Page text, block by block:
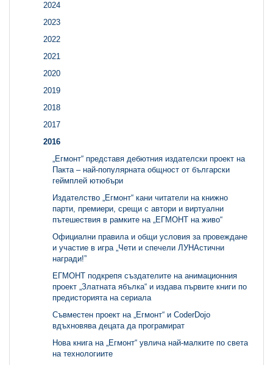
2024
2023
2022
2021
2020
2019
2018
2017
2016
„Егмонт“ представя дебютния издателски проект на
Пакта – най-популярната общност от български
геймплей ютюбъри
Издателство „Егмонт“ кани читатели на книжно
парти, премиери, срещи с автори и виртуални
пътешествия в рамките на „ЕГМОНТ на живо“
Официални правила и общи условия за провеждане
и участие в игра „Чети и спечели ЛУНАстични
награди!”
ЕГМОНТ подкрепя създателите на анимационния
проект „Златната ябълка“ и издава първите книги по
предисторията на сериала
Съвместен проект на „Егмонт“ и CoderDojo
вдъхновява децата да програмират
Нова книга на „Егмонт“ увлича най-малките по света
на технологиите